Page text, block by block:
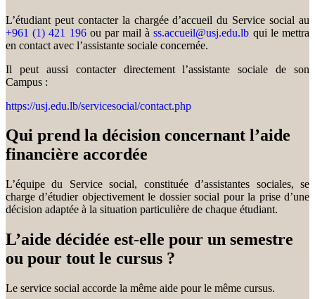
L’étudiant peut contacter la chargée d’accueil du Service social au
+961 (1) 421 196ou par mail àss.accueil@usj.edu.lb qui le mettra
en contact avec l’assistante sociale concernée.
Il peut aussi contacter directement l’assistante sociale de son
Campus :
https://usj.edu.lb/servicesocial/contact.php
Qui prend la décision concernant l’aide
financière accordée
L’équipe du Service social, constituée d’assistantes sociales, se
charge d’étudier objectivement le dossier social pour la prise d’une
décision adaptée à la situation particulière de chaque étudiant.
L’aide décidée est-elle pour un semestre
ou pour tout le cursus ?
Le service social accorde la même aide pour le même cursus.